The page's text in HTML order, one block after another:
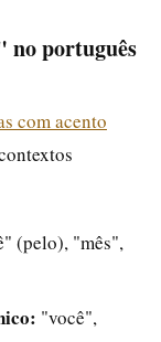
no português
com acento
(pelo), "mês",
"você",